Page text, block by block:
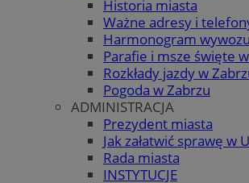
Historia miasta
Ważne adresy i
Harmonogram
Parafie i msze święte
Rozkłady jazdy w
Pogoda w Zabrzu
ADMINISTRACJA
Prezydent miasta
Jak załatwić sprawę w
Rada miasta
INSTYTUCJE